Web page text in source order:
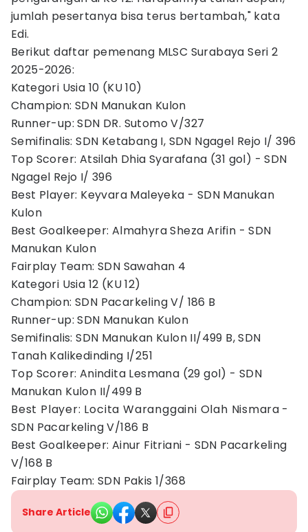
jumlah pesertanya bisa terus bertambah," kata
Edi.
Berikut daftar pemenang MLSC Surabaya Seri 2
2025-2026:
Kategori Usia 10 (KU 10)
Champion: SDN Manukan Kulon
Runner-up: SDN DR. Sutomo V/327
Semifinalis: SDN Ketabang I, SDN Ngagel Rejo I/ 396
Top Scorer: Atsilah Dhia Syarafana (31 gol) - SDN
Ngagel Rejo I/ 396
Best Player: Keyvara Maleyeka - SDN Manukan
Kulon
Best Goalkeeper: Almahyra Sheza Arifin - SDN
Manukan Kulon
Fairplay Team: SDN Sawahan 4
Kategori Usia 12 (KU 12)
Champion: SDN Pacarkeling V/ 186 B
Runner-up: SDN Manukan Kulon
Semifinalis: SDN Manukan Kulon II/499 B, SDN
Tanah Kalikedinding I/251
Top Scorer: Anindita Lesmana (29 gol) - SDN
Manukan Kulon II/499 B
Best Player: Locita Waranggaini Olah Nismara -
SDN Pacarkeling V/186 B
Best Goalkeeper: Ainur Fitriani - SDN Pacarkeling
V/168 B
Fairplay Team: SDN Pakis 1/368
Share Article